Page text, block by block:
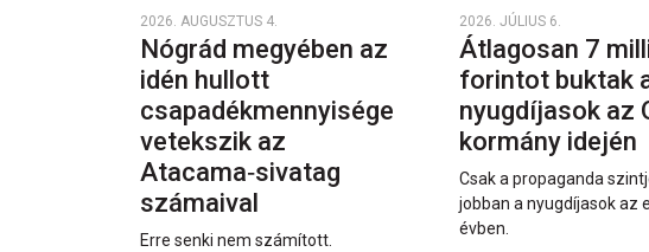
2026. AUGUSZTUS 4.
Nógrád megyében az
idén hullott
csapadékmennyisége
vetekszik az
Atacama‑sivatag
számaival
Erre senki nem számított.
2026. JÚLIUS 6.
Átlagosan 7
forintot buktak
nyugdíjasok az
kormány idején
Csak a propaganda
jobban a nyugdíjasok az
évben.